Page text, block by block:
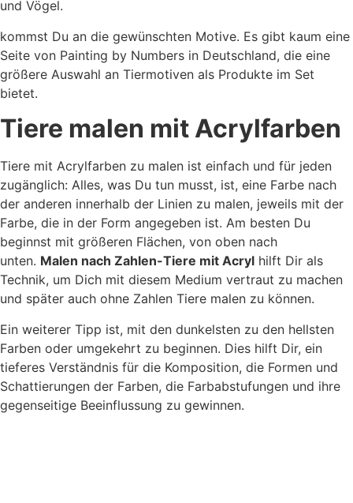
und Vögel.
kommst Du an die gewünschten Motive. Es gibt kaum eine
Seite von Painting by Numbers in Deutschland, die eine
größere Auswahl an Tiermotiven als Produkte im Set
bietet.
Tiere malen mit Acrylfarben
Tiere mit Acrylfarben zu malen ist einfach und für jeden
zugänglich: Alles, was Du tun musst, ist, eine Farbe nach
der anderen innerhalb der Linien zu malen, jeweils mit der
Farbe, die in der Form angegeben ist. Am besten Du
beginnst mit größeren Flächen, von oben nach
unten. Malen nach Zahlen-Tiere mit Acryl hilft Dir als
Technik, um Dich mit diesem Medium vertraut zu machen
und später auch ohne Zahlen Tiere malen zu können.
Ein weiterer Tipp ist, mit den dunkelsten zu den hellsten
Farben oder umgekehrt zu beginnen. Dies hilft Dir, ein
tieferes Verständnis für die Komposition, die Formen und
Schattierungen der Farben, die Farbabstufungen und ihre
gegenseitige Beeinflussung zu gewinnen.